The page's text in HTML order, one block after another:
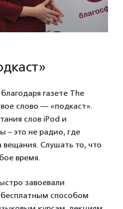
газете The
слово — «подкаст».
слов iPod и
– это не радио, где
вещания. Слушать то, что
время.
завоевали
бесплатным способом